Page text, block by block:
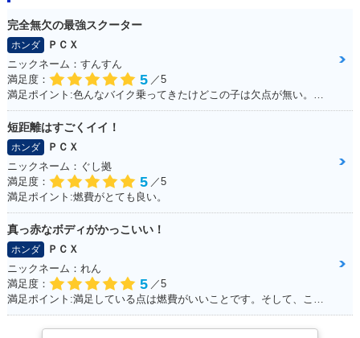
2010年 PCX・新登
場
完全無欠の最強スクーター
ホンダ
ＰＣＸ
ニックネーム：すんすん
満足度：
5 ／5
短距離はすごくイイ！
ホンダ
ＰＣＸ
ニックネーム：ぐし拠
満足度：
5 ／5
満足ポイント:燃費がとても良い。
真っ赤なボディがかっこいい！
ホンダ
ＰＣＸ
ニックネーム：れん
満足度：
5 ／5